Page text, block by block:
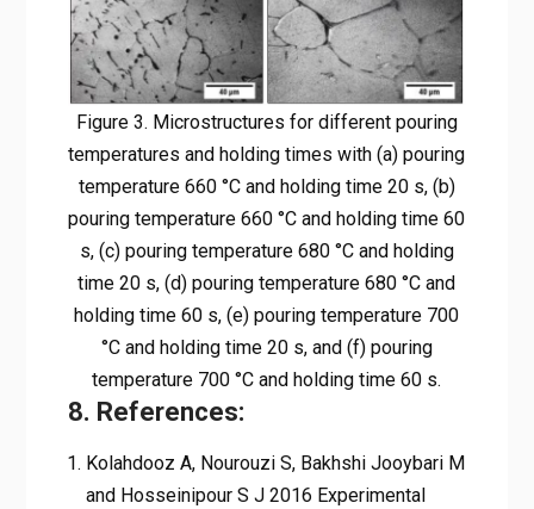
Figure 3. Microstructures for different pouring
temperatures and holding times with (a) pouring
temperature 660 °C and holding time 20 s, (b)
pouring temperature 660 °C and holding time 60
s, (c) pouring temperature 680 °C and holding
time 20 s, (d) pouring temperature 680 °C and
holding time 60 s, (e) pouring temperature 700
°C and holding time 20 s, and (f) pouring
temperature 700 °C and holding time 60 s.
8. References:
Kolahdooz A, Nourouzi S, Bakhshi Jooybari M
and Hosseinipour S J 2016 Experimental